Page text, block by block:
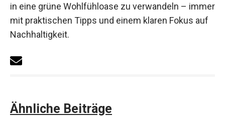
in eine grüne Wohlfühloase zu verwandeln – immer
mit praktischen Tipps und einem klaren Fokus auf
Nachhaltigkeit.
Ähnliche Beiträge